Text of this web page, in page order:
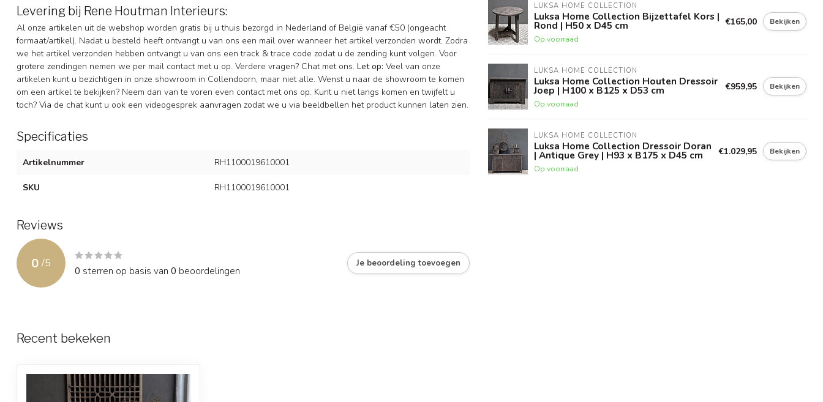
Levering bij Rene Houtman Interieurs:
Al onze artikelen uit de webshop worden gratis bij u thuis bezorgd in Nederland of België vanaf €50 (ongeacht
formaat/artikel). Nadat u besteld heeft ontvangt u van ons een mail over wanneer het artikel verzonden wordt. Zodra
we het artikel verzonden hebben ontvangt u van ons een track & trace code zodat u de zending kunt volgen. Voor
grotere zendingen nemen we per mail contact met u op. Verdere vragen? Chat met ons. Let op: Veel van onze
artikelen kunt u bezichtigen in onze showroom in Collendoorn, maar niet alle. Wenst u naar de showroom te komen
om een artikel te bekijken? Neem dan van te voren even contact met ons op. Kunt u niet langs komen en twijfelt u
toch? Via de chat kunt u ook een videogesprek aanvragen zodat we u via beeldbellen het product kunnen laten zien.
Specificaties
Artikelnummer RH1100019610001
SKU RH1100019610001
Reviews
0 /5
0 sterren op basis van 0 beoordelingen
Je beoordeling toevoegen
LUKSA HOME COLLECTION
Luksa Home Collection Bijzettafel Kors |
Rond | H50 x D45 cm
Op voorraad
€165,00 Bekijken
LUKSA HOME COLLECTION
Luksa Home Collection Houten Dressoir
Joep | H100 x B125 x D53 cm
Op voorraad
€959,95 Bekijken
LUKSA HOME COLLECTION
Luksa Home Collection Dressoir Doran
| Antique Grey | H93 x B175 x D45 cm
Op voorraad
€1.029,95 Bekijken
Recent bekeken